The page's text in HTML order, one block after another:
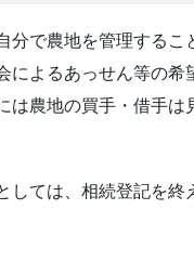
分で農地を管理する
によるあっせん等の希
農地の買手・借手は
しては、相続登記を